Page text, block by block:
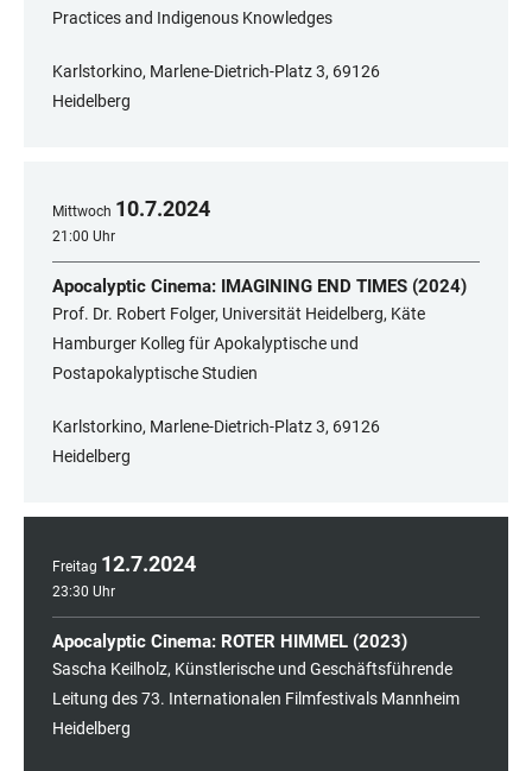
Practices and Indigenous Knowledges
Karlstorkino, Marlene-Dietrich-Platz 3, 69126
Heidelberg
Mittwoch 10.7.2024
21:00 Uhr
Apocalyptic Cinema: IMAGINING END TIMES (2024)
Prof. Dr. Robert Folger, Universität Heidelberg, Käte
Hamburger Kolleg für Apokalyptische und
Postapokalyptische Studien
Karlstorkino, Marlene-Dietrich-Platz 3, 69126
Heidelberg
Freitag 12.7.2024
23:30 Uhr
Apocalyptic Cinema: ROTER HIMMEL (2023)
Sascha Keilholz, Künstlerische und Geschäftsführende
Leitung des 73. Internationalen Filmfestivals Mannheim
Heidelberg